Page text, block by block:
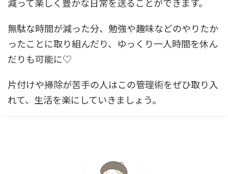
減って楽しく豊かな日常を送ることができます。
無駄な時間が減った分、勉強や趣味などのやりたか
ったことに取り組んだり、ゆっくり一人時間を休ん
だりも可能に♡
片付けや掃除が苦手の人はこの管理術をぜひ取り入
れて、生活を楽にしていきましょう。